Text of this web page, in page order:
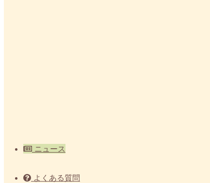
ニュース
よくある質問